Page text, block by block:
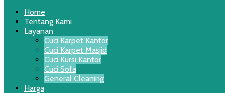
Home
Tentang Kami
Layanan
Cuci Karpet Kantor
Cuci Karpet Masjid
Cuci Kursi Kantor
Cuci Sofa
General Cleaning
Harga